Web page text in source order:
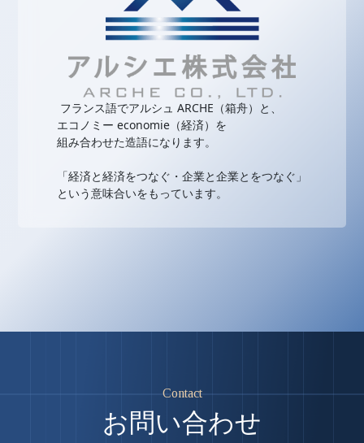
フランス語でアルシュ ARCHE（箱舟）と、
エコノミー economie（経済）を
組み合わせた造語になります。
「経済と経済をつなぐ・企業と企業とをつなぐ」
という意味合いをもっています。
Contact
お問い合わせ